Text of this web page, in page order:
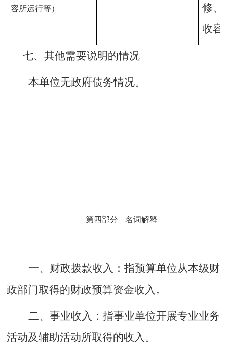
容所运行等）
修、
收容
七、其他需要说明的情况
本单位无政府债务情况。
第四部分 名词解释
一、财政拨款收入：指预算单位从本级财
政部门取得的财政预算资金收入。
二、事业收入：指事业单位开展专业业务
活动及辅助活动所取得的收入。